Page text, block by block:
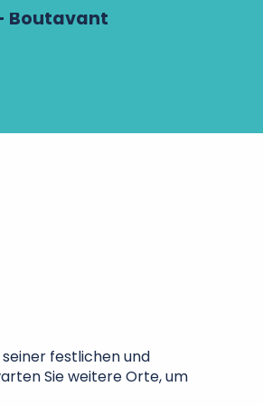
Boutavant
festlichen und
Sie weitere Orte, um